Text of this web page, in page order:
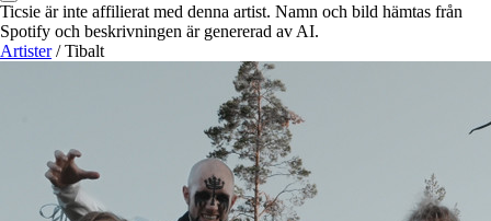
Ticsie är inte affilierat med denna artist. Namn och bild hämtas från
Spotify och beskrivningen är genererad av AI.
Artister / Tibalt